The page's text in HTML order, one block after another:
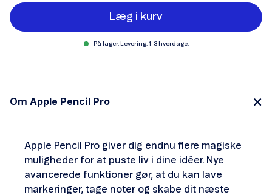
Læg i kurv
På lager. Levering: 1-3 hverdage.
Om Apple Pencil Pro
Apple Pencil Pro giver dig endnu flere magiske
muligheder for at puste liv i dine idéer. Nye
avancerede funktioner gør, at du kan lave
markeringer, tage noter og skabe dit næste